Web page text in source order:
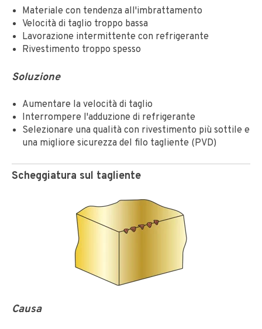
Materiale con tendenza all'imbrattamento
Velocità di taglio troppo bassa
Lavorazione intermittente con refrigerante
Rivestimento troppo spesso
Soluzione
Aumentare la velocità di taglio
Interrompere l'adduzione di refrigerante
Selezionare una qualità con rivestimento più sottile e
una migliore sicurezza del filo tagliente (PVD)
Scheggiatura sul tagliente
Causa